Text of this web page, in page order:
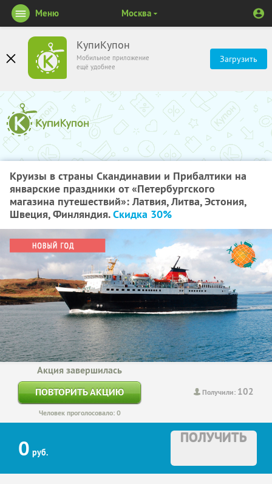
КупиКупон
Мобильное приложение
ещё удобнее
Загрузить
Меню Москва
Круизы в страны Скандинавии и Прибалтики на
январские праздники от «Петербургского
магазина путешествий»: Латвия, Литва, Эстония,
Швеция, Финляндия.Скидка 30%
Получили: 102
Акция завершилась
ПОВТОРИТЬ АКЦИЮ
Человек проголосовало: 0
0 руб.
ПОЛУЧИТЬ